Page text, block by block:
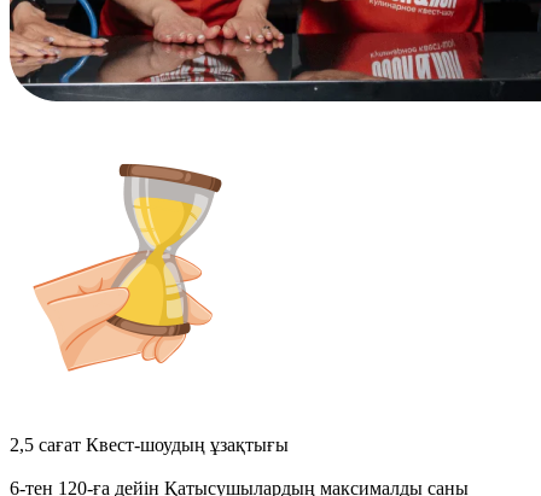
2,5 сағат Квест-шоудың ұзақтығы
6-тен 120-ға дейін Қатысушылардың максималды саны